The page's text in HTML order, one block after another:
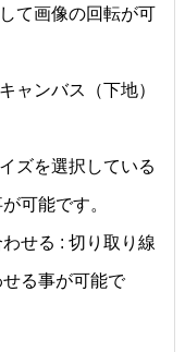
て画像の回転が可
ャンバス（下地）
ズを選択している
可能です。
せる : 切り取り線
る事が可能で